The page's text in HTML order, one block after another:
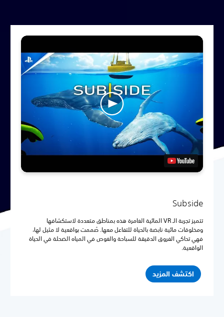
Subside
تتميز تجربة الـ VR المائية الغامرة هذه بمناطق متعددة لاستكشافها
ومخلوقات مائية نابضة بالحياة للتفاعل معها. صُممت بواقعية لا مثيل لها،
فهي تحاكي الفروق الدقيقة للسباحة والغوص في المياه الضحلة في الحياة
الواقعية.
اكتشف المزيد